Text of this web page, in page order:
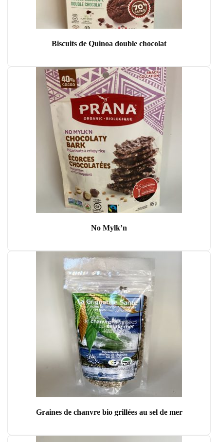
Biscuits de Quinoa double chocolat
No Mylk’n
Graines de chanvre bio grillées au sel de mer